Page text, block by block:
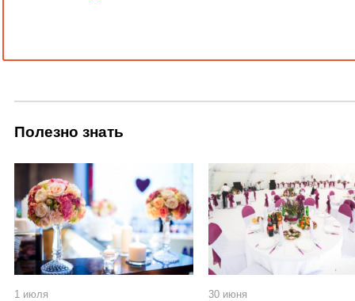
Полезно знать
1 июля 30 июня